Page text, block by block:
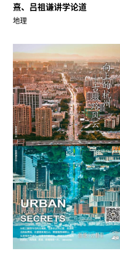
熹、吕祖谦讲学论道
地理